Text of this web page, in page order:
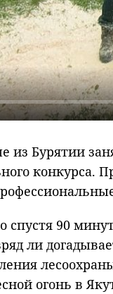
из Бурятии
конкурса.
спустя 90
ли
огонь в